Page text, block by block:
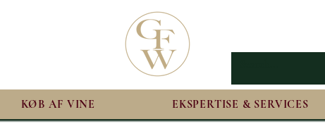
KØB AF VINE EKSPERTISE & SERVICES